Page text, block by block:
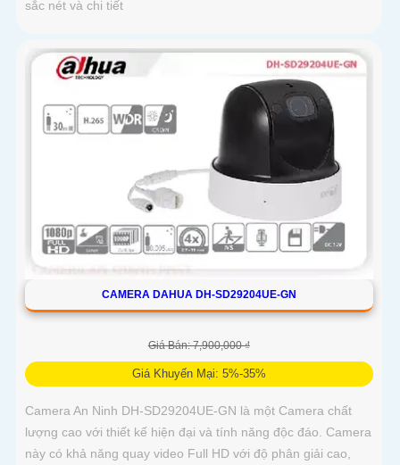
sắc nét và chi tiết
CAMERA DAHUA DH-SD29204UE-GN
Giá Bán: 7,900,000 ₫
Giá Khuyến Mại: 5%-35%
Camera An Ninh DH-SD29204UE-GN là một Camera chất
lượng cao với thiết kế hiện đại và tính năng độc đáo. Camera
này có khả năng quay video Full HD với độ phân giải cao,